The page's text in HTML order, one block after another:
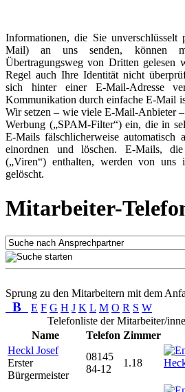
Informationen, die Sie unverschlüsselt
Mail) an uns senden, können
Übertragungsweg von Dritten gelesen
Regel auch Ihre Identität nicht
sich hinter einer E-Mail-Adresse
Kommunikation durch einfache E-Mail
Wir setzen – wie viele E-Mail-Anbieter
Werbung („SPAM-Filter“) ein, die in
E-Mails fälschlicherweise automatisch
einordnen und löschen. E-Mails, die
(„Viren“) enthalten, werden von uns
gelöscht.
Mitarbeiter-
Sprung zu den Mitarbeitern mit dem
B E F G H J K L M O R S W
Telefonliste der Mitarbeiter/
Name
Telefon Zimmer
Heckl Josef
Erster
Bürgermeister
08145
84-12
1.18